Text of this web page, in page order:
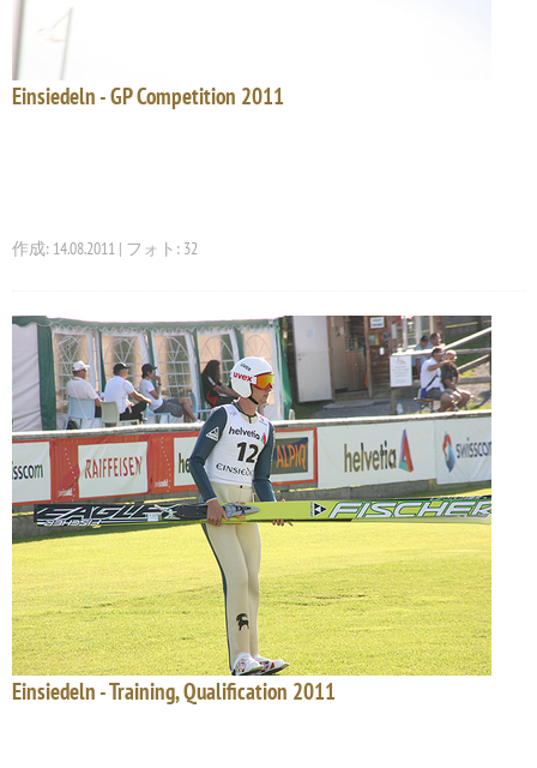
Einsiedeln - GP Competition 2011
作成: 14.08.2011 | フォト: 32
Einsiedeln - Training, Qualification 2011